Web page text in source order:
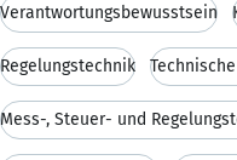
Verantwortungsbewusstsein
Regelungstechnik
Mess-, Steuer- und